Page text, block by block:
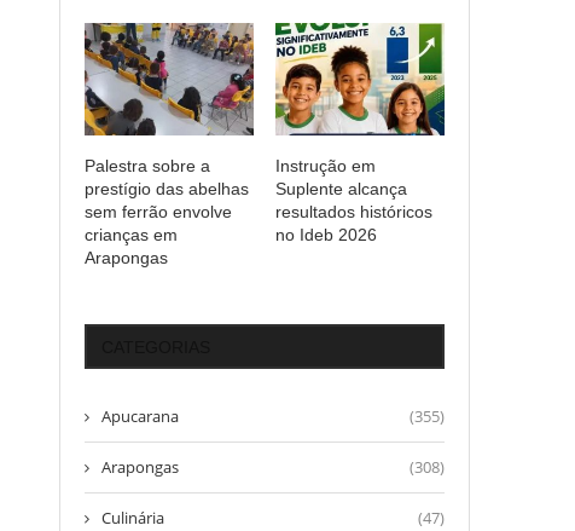
Palestra sobre a
prestígio das abelhas
sem ferrão envolve
crianças em
Arapongas
Instrução em
Suplente alcança
resultados históricos
no Ideb 2026
Apucarana (355)
Arapongas (308)
Culinária (47)